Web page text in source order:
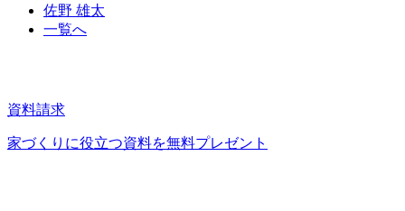
佐野 雄太
一覧へ
資料請求
家づくりに役立つ資料を無料プレゼント